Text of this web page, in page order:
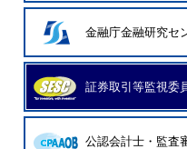
金融庁金融研究セ
証券取引等監視委
公認会計士・監査